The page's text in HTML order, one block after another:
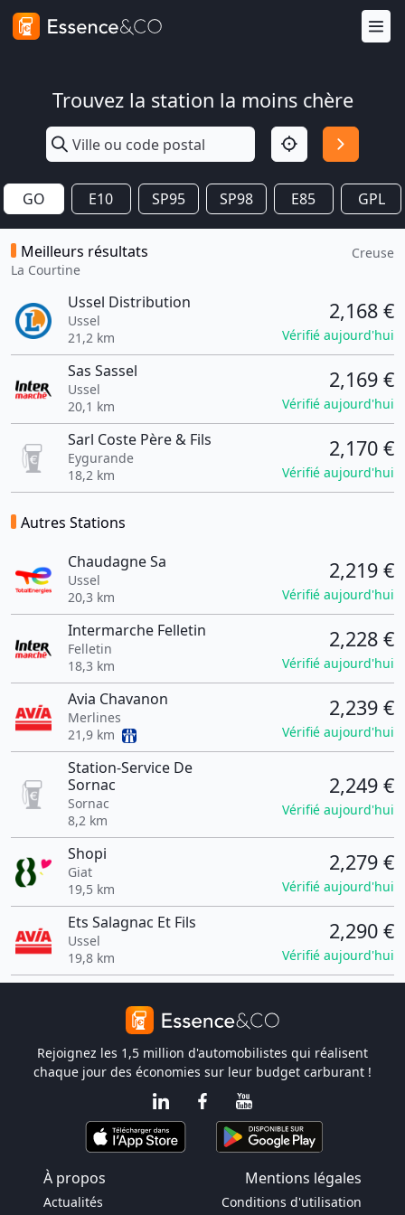
Trouvez la station la moins chère
GO E10 SP95 SP98 E85 GPL
Meilleurs résultats
La Courtine
Creuse
Ussel Distribution
Ussel
21,2 km
2,168 €
Vérifié aujourd'hui
Sas Sassel
Ussel
20,1 km
2,169 €
Vérifié aujourd'hui
Sarl Coste Père & Fils
Eygurande
18,2 km
2,170 €
Vérifié aujourd'hui
Autres Stations
Chaudagne Sa
Ussel
20,3 km
2,219 €
Vérifié aujourd'hui
Intermarche Felletin
Felletin
18,3 km
2,228 €
Vérifié aujourd'hui
Avia Chavanon
Merlines
21,9 km
2,239 €
Vérifié aujourd'hui
Station-Service De
Sornac
Sornac
8,2 km
2,249 €
Vérifié aujourd'hui
Shopi
Giat
19,5 km
2,279 €
Vérifié aujourd'hui
Ets Salagnac Et Fils
Ussel
19,8 km
2,290 €
Vérifié aujourd'hui
Rejoignez les 1,5 million d'automobilistes qui réalisent
chaque jour des économies sur leur budget carburant !
À propos Mentions légales
Actualités
Conditions d'utilisation